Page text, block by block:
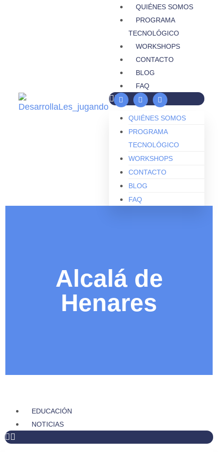
QUIÉNES SOMOS
PROGRAMA
TECNOLÓGICO
WORKSHOPS
CONTACTO
BLOG
FAQ
QUIÉNES SOMOS
PROGRAMA
TECNOLÓGICO
WORKSHOPS
CONTACTO
BLOG
FAQ
Alcalá de
Henares
EDUCACIÓN
NOTICIAS